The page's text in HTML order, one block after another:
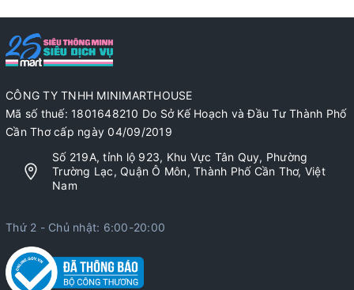
CÔNG TY TNHH MINIMARTHOUSE
Mã số thuế: 1801648210 Do Sở Kế Hoạch và Đầu Tư Thành Phố
Cần Thơ cấp ngày 04/09/2019
Số 219A, tỉnh lộ 923, Khu Vực Tân Quy, Phường
Trường Lạc, Quận Ô Môn, Thành Phố Cần Thơ, Việt
Nam
Thứ 2 - Chủ nhật: 6:00-20:00